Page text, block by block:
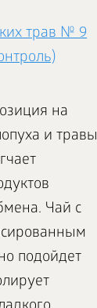
трав № 9
на
и травы
Чай с
подойдет